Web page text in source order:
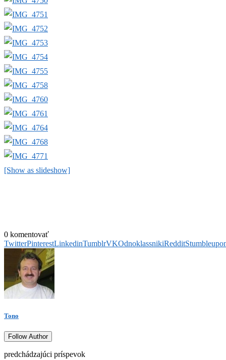
[Show as slideshow]
0 komentovať
TwitterPinterestLinkedinTumblrVKOdnoklassnikiReddit
Tono
Follow Author
predchádzajúci príspevok